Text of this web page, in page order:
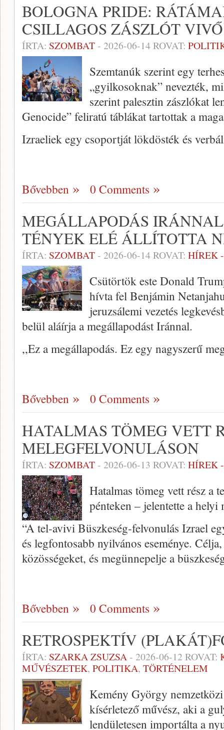
BOLOGNA PRIDE:
CSILLAGOS ZÁSZLÓT
ÍRTA: SZOMBAT- 2026-06-14ROVAT:
Szemtanúk szerint egy
„gyilkosoknak” nevezték,
szerint palesztin zászlókat
Genocide” feliratú táblákat tartottak a
Izraeliek egy csoportját lökdösték és
Bővebben 0 Comments
MEGÁLLAPODÁS
TÉNYEK ELÉ ÁLLÍTOTTA
ÍRTA: SZOMBAT- 2026-06-14ROVAT: HÍREK
Csütörtök este Donald
hívta fel Benjámin
jeruzsálemi vezetés
belül aláírja a megállapodást Iránnal.
,,Ez a megállapodás. Ez egy nagyszerű
Bővebben 0 Comments
HATALMAS TÖMEG VETT
MELEGFELVONULÁSON
ÍRTA: SZOMBAT- 2026-06-13 ROVAT: HÍREK
Hatalmas tömeg vett rész a
pénteken – jelentette a helyi
“A tel-avivi Büszkeség-felvonulás Izrael
és legfontosabb nyilvános eseménye.
közösségeket, és megünnepelje a
Bővebben 0 Comments
RETROSPEKTÍV
ÍRTA: SZARKA ZSUZSA- 2026-06-12 ROVAT:
MŰVÉSZETEK, POLITIKA, TÖRTÉNELEM
Kemény György
kísérletező művész, aki a
lendületesen importálta a